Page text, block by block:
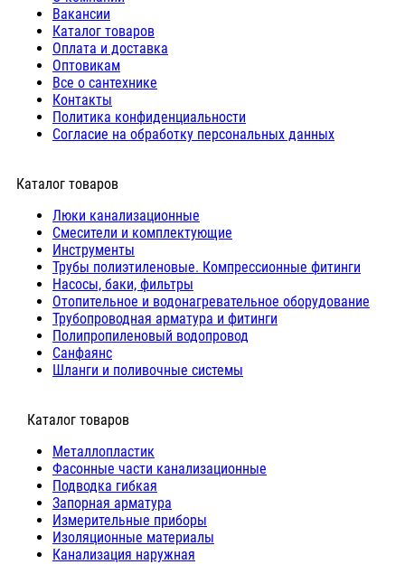
Вакансии
Каталог товаров
Оплата и доставка
Оптовикам
Все о сантехнике
Контакты
Политика конфиденциальности
Согласие на обработку персональных данных
Каталог товаров
Люки канализационные
Cмесители и комплектующие
Инструменты
Трубы полиэтиленовые. Компрессионные фитинги
Насосы, баки, фильтры
Отопительное и водонагревательное оборудование
Трубопроводная арматура и фитинги
Полипропиленовый водопровод
Санфаянс
Шланги и поливочные системы
⠀Каталог товаров
Металлопластик
Фасонные части канализационные
Подводка гибкая
Запорная арматура
Измерительные приборы
Изоляционные материалы
Канализация наружная